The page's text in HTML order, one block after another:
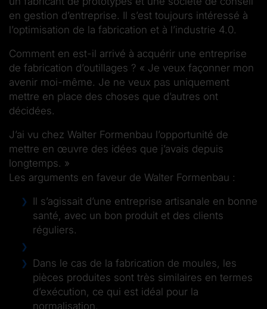
en gestion d’entreprise. Il s’est toujours intéressé à
l’optimisation de la fabrication et à l’industrie 4.0.
Comment en est-il arrivé à acquérir une entreprise
de fabrication d’outillages ? « Je veux façonner mon
avenir moi-même. Je ne veux pas uniquement
mettre en place des choses que d’autres ont
décidées.
J’ai vu chez Walter Formenbau l’opportunité de
mettre en œuvre des idées que j’avais depuis
longtemps. »
Les arguments en faveur de Walter Formenbau :
Il s’agissait d’une entreprise artisanale en bonne
santé, avec un bon produit et des clients
réguliers.
Dans le cas de la fabrication de moules, les
pièces produites sont très similaires en termes
d’exécution, ce qui est idéal pour la
normalisation.